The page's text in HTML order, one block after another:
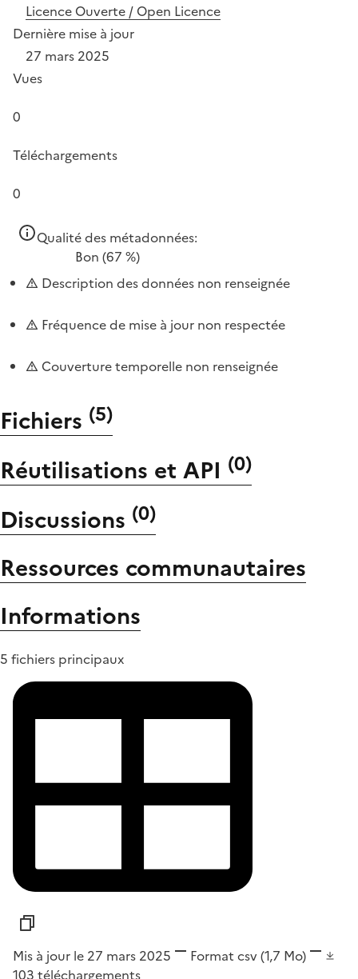
Licence Ouverte / Open Licence
Dernière mise à jour
27 mars 2025
Vues
0
Téléchargements
0
Qualité des métadonnées:
Bon (67 %)
Description des données non renseignée
Fréquence de mise à jour non respectée
Couverture temporelle non renseignée
Fichiers (5)
Réutilisations et API (0)
Discussions (0)
Ressources communautaires
Informations
5 fichiers principaux
Mis à jour le 27 mars 2025 Format csv(1,7 Mo)
103 téléchargements